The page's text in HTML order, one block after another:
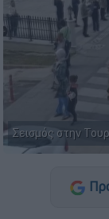
Σεισμός στην